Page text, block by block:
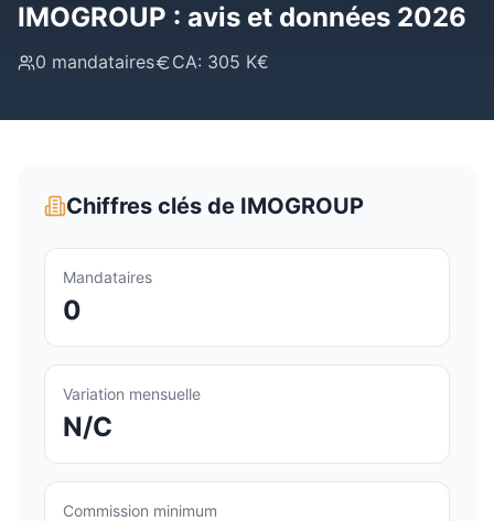
IMOGROUP : avis et données 2026
0 mandataires CA: 305 K€
Chiffres clés de IMOGROUP
Mandataires
0
Variation mensuelle
N/C
Commission minimum